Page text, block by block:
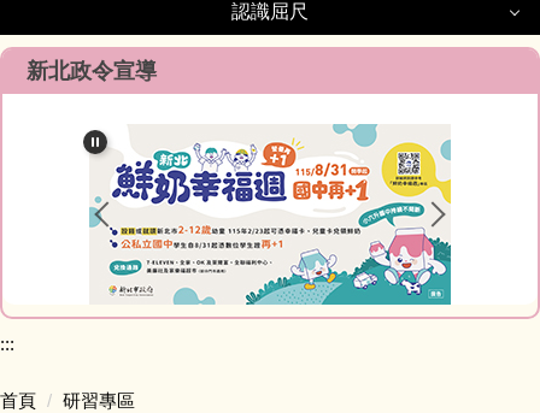
認識屈尺
認識屈尺
關於屈尺
處室簡介
屈尺專刊
新北政令宣導
:::
首頁 研習專區